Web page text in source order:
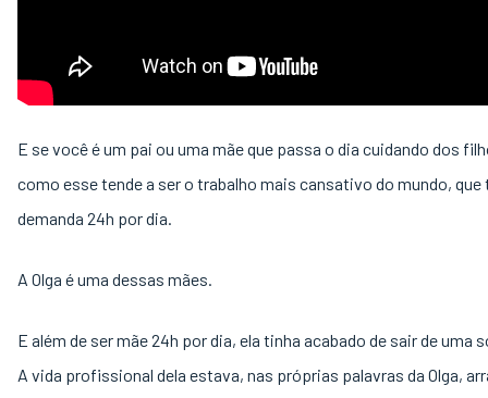
E se você é um pai ou uma mãe que passa o dia cuidando dos
como esse tende a ser o trabalho mais cansativo do mundo, que
demanda 24h por dia.
A Olga é uma dessas mães.
E além de ser mãe 24h por dia, ela tinha acabado de sair de uma
A vida profissional dela estava, nas próprias palavras da Olga,